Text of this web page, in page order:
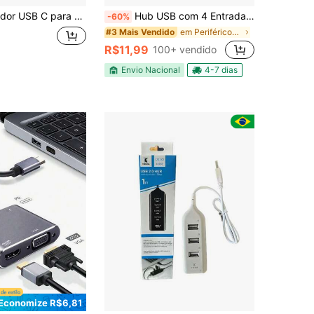
3 em 1 com Carregamento PD de 87W, Divisor de Monitor Duplo para Laptops/Tablets, Alumínio -60% Hub USB com 4 Entradas USB 2.0 de Alta Velocidade com Botão Liga/Desliga
#3 Mais Vendido em Periféricos de computador
R$11,99 100+ vendido
Envio Nacional 4-7 dias
R$6,81